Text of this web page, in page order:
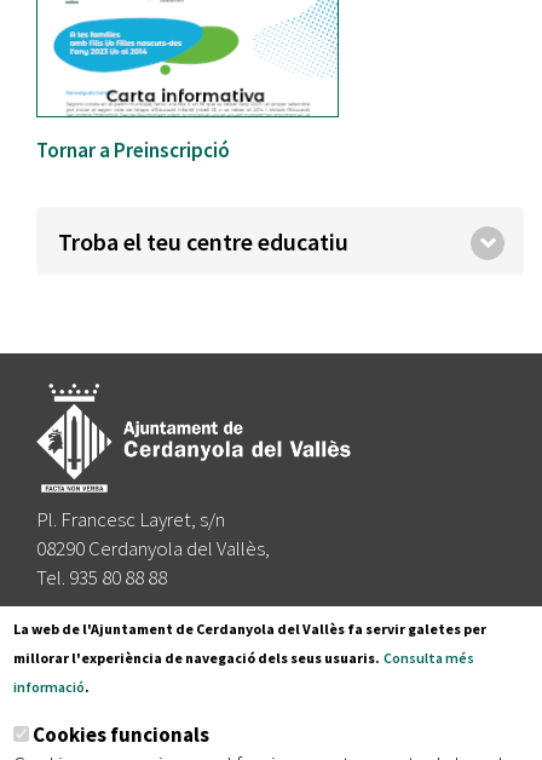
Tornar a Preinscripció
Troba el teu centre educatiu
Pl. Francesc Layret, s/n
08290 Cerdanyola del Vallès,
Tel. 935 80 88 88
Segueix-nos a:
Subscriu-te al nostre butlletí
La web de l'Ajuntament de Cerdanyola del Vallès fa servir galetes per
millorar l'experiència de navegació dels seus usuaris. Consulta més
informació.
Cookies funcionals